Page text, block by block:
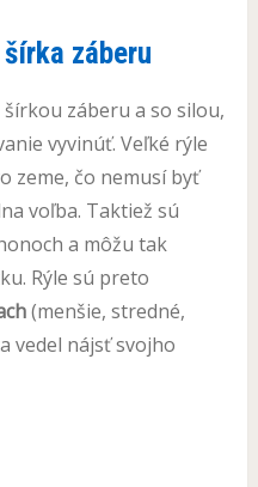
záberu
záberu a so silou,
vyvinúť. Veľké rýle
zeme, čo nemusí byť
voľba. Taktiež sú
a môžu tak
Rýle sú preto
(menšie, stredné,
vedel nájsť svojho